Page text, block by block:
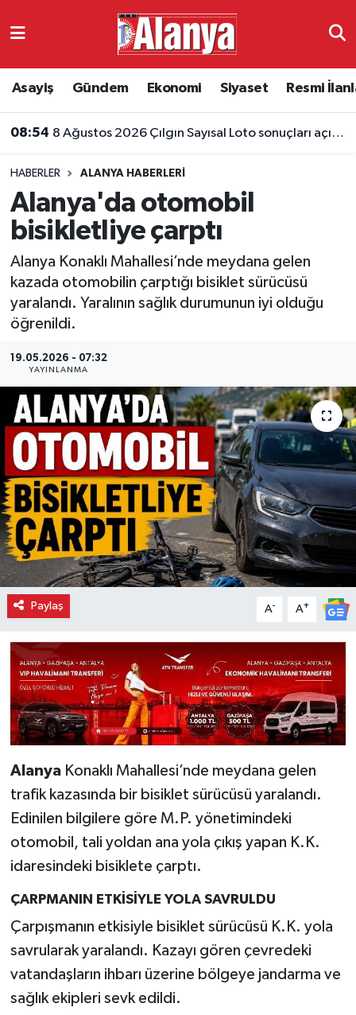
Asayiş Gündem Ekonomi Siyaset Resmi
08:54 8 Ağustos 2026 Çılgın Sayısal Loto sonuçları açıklandı
HABERLER ALANYA HABERLERI
Alanya'da otomobil
bisikletliye çarptı
Alanya Konaklı Mahallesi’nde meydana gelen
kazada otomobilin çarptığı bisiklet sürücüsü
yaralandı. Yaralının sağlık durumunun iyi olduğu
öğrenildi.
19.05.2026 - 07:32
YAYINLANMA
Paylaş A- A+
AlanyaKonaklı Mahallesi’nde meydana gelen
trafik kazasında bir bisiklet sürücüsü yaralandı.
Edinilen bilgilere göre M.P. yönetimindeki
otomobil, tali yoldan ana yola çıkış yapan K.K.
idaresindeki bisiklete çarptı.
ÇARPMANIN ETKİSİYLE YOLA SAVRULDU
Çarpışmanın etkisiyle bisiklet sürücüsü K.K. yola
savrularak yaralandı. Kazayı gören çevredeki
vatandaşların ihbarı üzerine bölgeye jandarma ve
sağlık ekipleri sevk edildi.
Ekonomi
Resmi İlanlar
Alanyaspor
Turizm
Antalya Namaz Vakitleri
Süper Lig Puan Durumu ve Fikstür
Tüm Manşetler
Son Dakika Haberleri